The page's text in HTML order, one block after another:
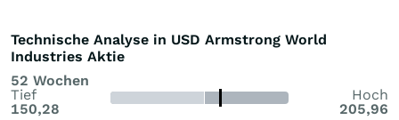
Technische Analyse in USD Armstrong World
Industries Aktie
52 Wochen
Tief
150,28
Hoch
205,96